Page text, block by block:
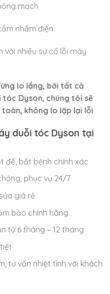
mạch
nhầm điện
với nhiều sự cố lỗi máy
lo lắng, bởi tất cả
tóc Dyson, chúng tôi sẽ
không lo lặp lại lỗi
duỗi tóc Dyson tại
để, bắt bệnh chính xác
phục vụ 24/7
giá rẻ
bảo chính hãng
từ 6 tháng – 12 tháng
tư vấn nhiệt tình với khách